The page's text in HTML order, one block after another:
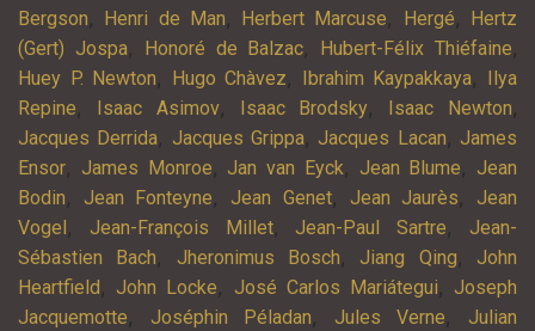
Bergson, Henri de Man, Herbert Marcuse, Hergé,
Hertz
(Gert) Jospa, Honoré de Balzac, Hubert-Félix Thiéfaine,
Huey P. Newton, Hugo Chàvez, Ibrahim Kaypakkaya,
Ilya
Repine, Isaac Asimov, Isaac Brodsky, Isaac Newton,
Jacques Derrida, Jacques Grippa, Jacques Lacan, James
Ensor, James Monroe, Jan van Eyck, Jean Blume, Jean
Bodin, Jean Fonteyne, Jean Genet, Jean Jaurès, Jean
Vogel , Jean-François Millet, Jean-Paul Sartre, Jean-
Sébastien Bach, Jheronimus Bosch, Jiang Qing, John
Heartfield , John Locke, José Carlos Mariátegui, Joseph
Jacquemotte, Joséphin Péladan, Jules Verne, Julian